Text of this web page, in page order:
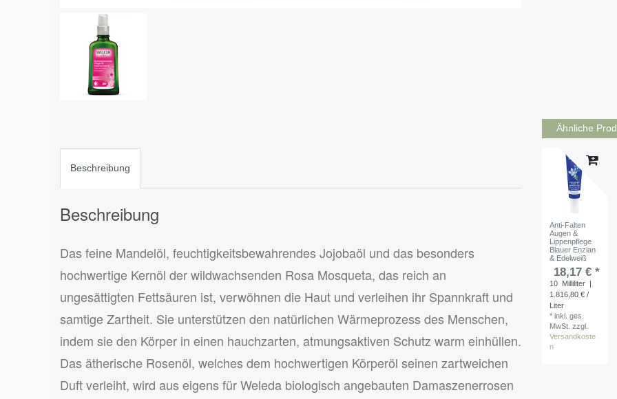
Beschreibung
Beschreibung
Das feine Mandelöl, feuchtigkeitsbewahrendes Jojobaöl und das besonders
hochwertige Kernöl der wildwachsenden Rosa Mosqueta, das reich an
ungesättigten Fettsäuren ist, verwöhnen die Haut und verleihen ihr Spannkraft und
samtige Zartheit. Sie unterstützen den natürlichen Wärmeprozess des Menschen,
indem sie den Körper in einen hauchzarten, atmungsaktiven Schutz warm einhüllen.
Das ätherische Rosenöl, welches dem hochwertigen Körperöl seinen zartweichen
Duft verleiht, wird aus eigens für Weleda biologisch angebauten Damaszenerrosen
Ähnliche
Anti-Falten
Augen &
Lippenpflege
Blauer Enzian
& Edelweiß
18,17 € *
10 Milliliter |
1.816,80 € /
Liter
*inkl. ges.
MwSt. zzgl.
Versandkoste
n